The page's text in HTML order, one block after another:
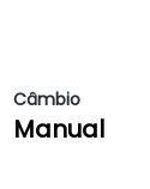
Câmbio
Manual